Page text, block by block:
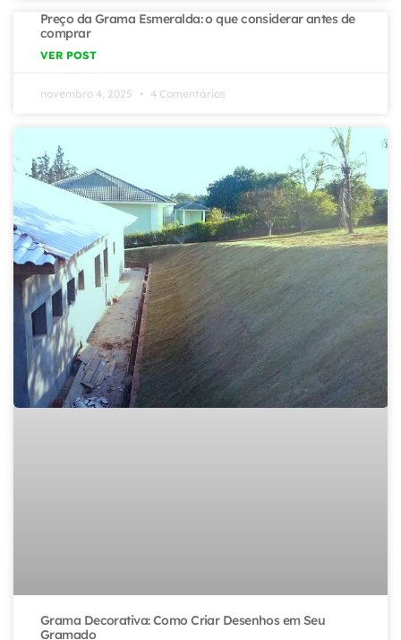
Preço da Grama Esmeralda: o que considerar antes de
comprar
VER POST
novembro 4, 2025 4 Comentários
Grama Decorativa: Como Criar Desenhos em Seu
Gramado